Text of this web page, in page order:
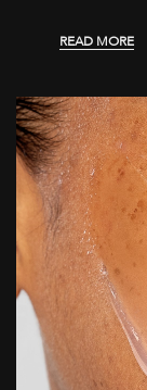
READ MORE